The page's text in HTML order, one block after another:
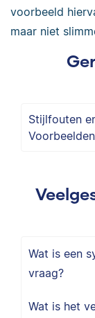
voorbeeld
maar niet
Stijlfouten
Voorbeelden
Wat is een
vraag?
Wat is het